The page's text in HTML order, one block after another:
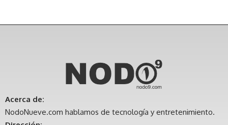
Acerca de:
NodoNueve.com hablamos de tecnología y entretenimiento.